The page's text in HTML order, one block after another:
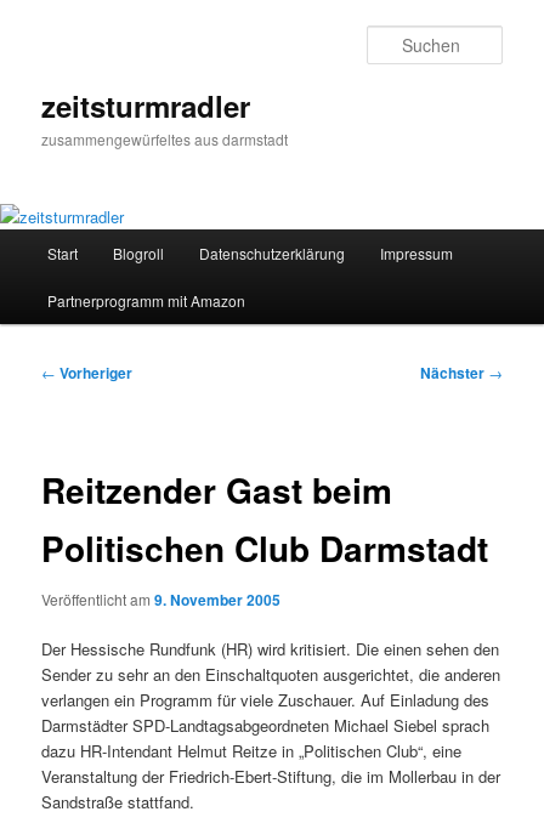
zeitsturmradler
zusammengewürfeltes aus darmstadt
Start Blogroll Datenschutzerklärung Impressum
Partnerprogramm mit Amazon
Beitragsnavigation
← Vorheriger Nächster →
Reitzender Gast beim
Politischen Club Darmstadt
Veröffentlicht am9. November 2005
Der Hessische Rundfunk (HR) wird kritisiert. Die einen sehen den
Sender zu sehr an den Einschaltquoten ausgerichtet, die anderen
verlangen ein Programm für viele Zuschauer. Auf Einladung des
Darmstädter SPD-Landtagsabgeordneten Michael Siebel sprach
dazu HR-Intendant Helmut Reitze in „Politischen Club“, eine
Veranstaltung der Friedrich-Ebert-Stiftung, die im Mollerbau in der
Sandstraße stattfand.